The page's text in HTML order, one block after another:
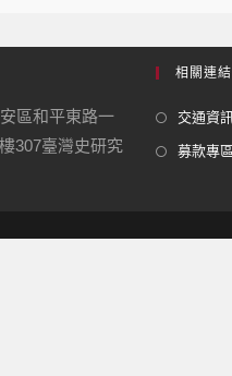
區和平東路一
307臺灣史研究
相關連結
交通資訊
募款專區